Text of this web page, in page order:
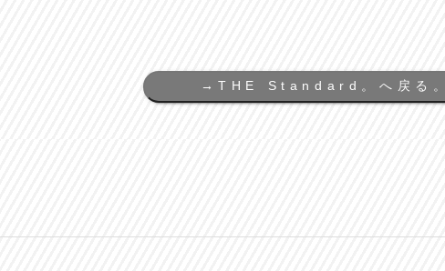
→ THE Standard。へ戻る。